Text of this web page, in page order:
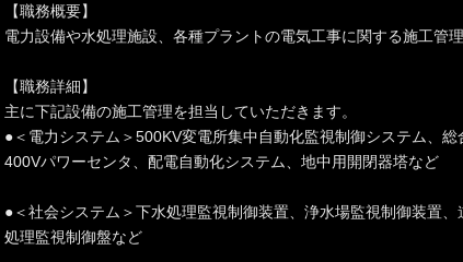
【職務概要】
電力設備や水処理施設、各種プラントの電気工事に関する施工管
【職務詳細】
主に下記設備の施工管理を担当していただきます。
●＜電力システム＞500KV変電所集中自動化監視制御システム、総
400Vパワーセンタ、配電自動化システム、地中用開閉器塔など
●＜社会システム＞下水処理監視制御装置、浄水場監視制御装置
処理監視制御盤など